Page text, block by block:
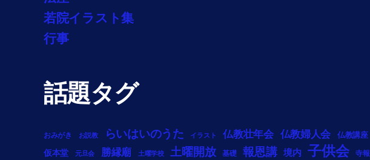
若院イラスト集
行事
話題タグ
おみがき お説教 らいはいのうた イラスト 仏教壮年会 仏教婦人会
仏教講座
仮本堂
元旦会 勝縁廟 土曜学校 土曜開放 基礎 報恩講 境内 子供会 寺報